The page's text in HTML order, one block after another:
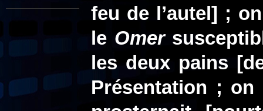
feu de l’autel] ;
le Omer
les deux pains
Présentation ; on